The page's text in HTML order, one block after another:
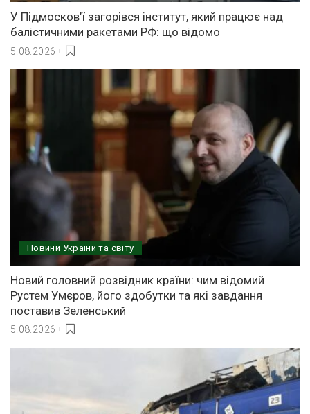
У Підмосков’ї загорівся інститут, який працює над
балістичними ракетами РФ: що відомо
5.08.2026
Новини України та світу
Новий головний розвідник країни: чим відомий
Рустем Умєров, його здобутки та які завдання
поставив Зеленський
5.08.2026